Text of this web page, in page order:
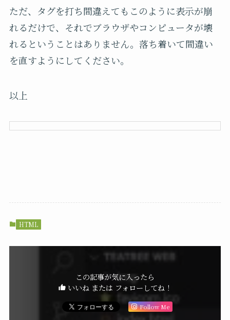
ただ、タグを打ち間違えてもこのように表示が崩
れるだけで、それでブラウザやコンピュータが壊
れるということはありません。落ち着いて間違い
を直すようにしてください。
以上
HTML
この記事が気に入ったら
いいね または フォローしてね！
Follow Me